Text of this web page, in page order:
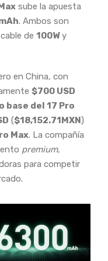
sube la apuesta
. Ambos son
de 100Wy
en China, con
$700 USD
base del 17 Pro
($18,152.71MXN)
Max. La compañía
premium,
para competir